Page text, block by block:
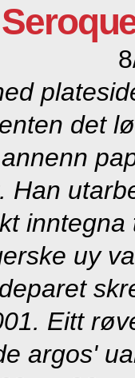
det
Han
uy
Eitt
argos'